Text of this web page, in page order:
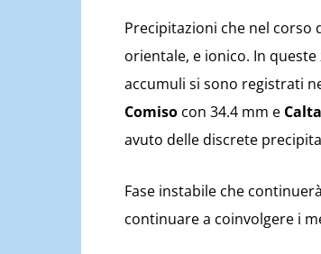
Precipitazioni che nel
orientale, e ionico. In
accumuli si sono registrati
Comiso con 34.4 mm e
avuto delle discrete
Fase instabile che
continuare a coinvolgere i